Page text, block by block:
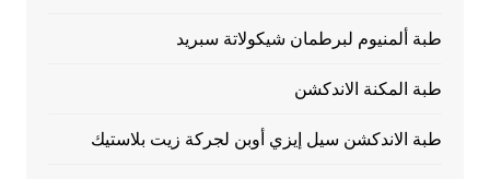
طبة ألمنيوم لبرطمان شيكولاتة سبريد
طبة المكنة الاندكشن
طبة الاندكشن سيل إيزي أوبن لجركة زيت بلاستيك